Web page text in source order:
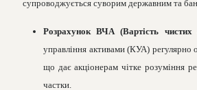
супроводжується суворим державним та
Розрахунок ВЧА (Вартість чистих
управління активами (КУА) регулярно
що дає акціонерам чітке розуміння
частки.